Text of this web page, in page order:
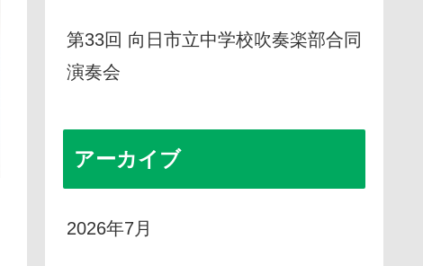
第33回 向日市立中学校吹奏楽部合同
演奏会
アーカイブ
2026年7月